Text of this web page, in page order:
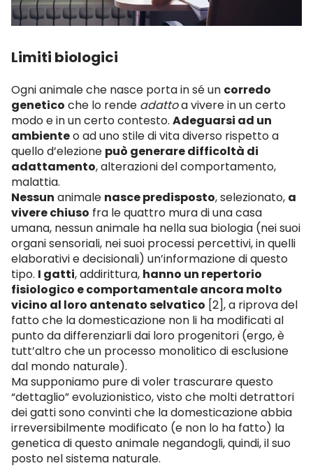
Limiti biologici
Ogni animale che nasce porta in sé un corredo
genetico che lo rende adattoa vivere in un certo
modo e in un certo contesto. Adeguarsi ad un
ambienteo ad uno stile di vita diverso rispetto a
quello d’elezione può generare difficoltà di
adattamento, alterazioni del comportamento,
malattia.
Nessun animale nasce predisposto, selezionato, a
vivere chiuso fra le quattro mura di una casa
umana, nessun animale ha nella sua biologia (nei suoi
organi sensoriali, nei suoi processi percettivi, in quelli
elaborativi e decisionali) un’informazione di questo
tipo. I gatti, addirittura, hanno un repertorio
fisiologico e comportamentale ancora molto
vicino al loro antenato selvatico [2], a riprova del
fatto che la domesticazione non li ha modificati al
punto da differenziarli dai loro progenitori (ergo, è
tutt’altro che un processo monolitico di esclusione
dal mondo naturale).
Ma supponiamo pure di voler trascurare questo
“dettaglio” evoluzionistico, visto che molti detrattori
dei gatti sono convinti che la domesticazione abbia
irreversibilmente modificato (e non lo ha fatto) la
genetica di questo animale negandogli, quindi, il suo
posto nel sistema naturale.